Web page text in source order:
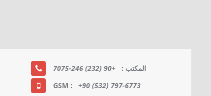
المكتب : +90 (232) 246-7075
GSM : +90 (532) 797-6773